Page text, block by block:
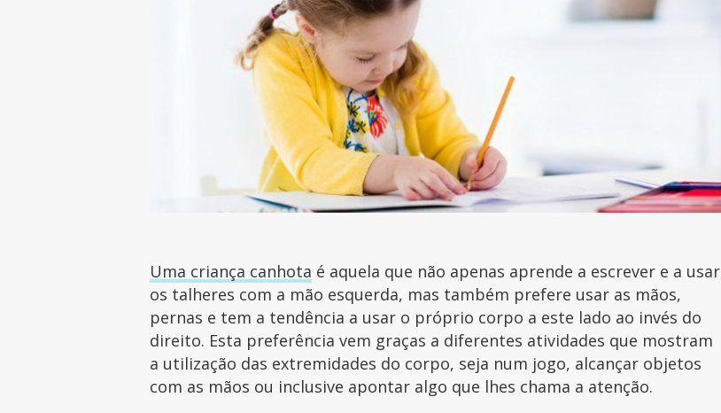
Uma criança canhota é aquela que não apenas aprende a escrever e a usar
os talheres com a mão esquerda, mas também prefere usar as mãos,
pernas e tem a tendência a usar o próprio corpo a este lado ao invés do
direito. Esta preferência vem graças a diferentes atividades que mostram
a utilização das extremidades do corpo, seja num jogo, alcançar objetos
com as mãos ou inclusive apontar algo que lhes chama a atenção.